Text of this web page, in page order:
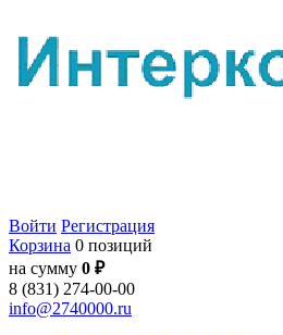
Войти Регистрация
Корзина 0 позиций
на сумму 0 ₽
8 (831) 274-00-00
info@2740000.ru